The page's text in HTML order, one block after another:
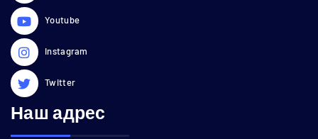
Youtube
Instagram
Twitter
Наш адрес